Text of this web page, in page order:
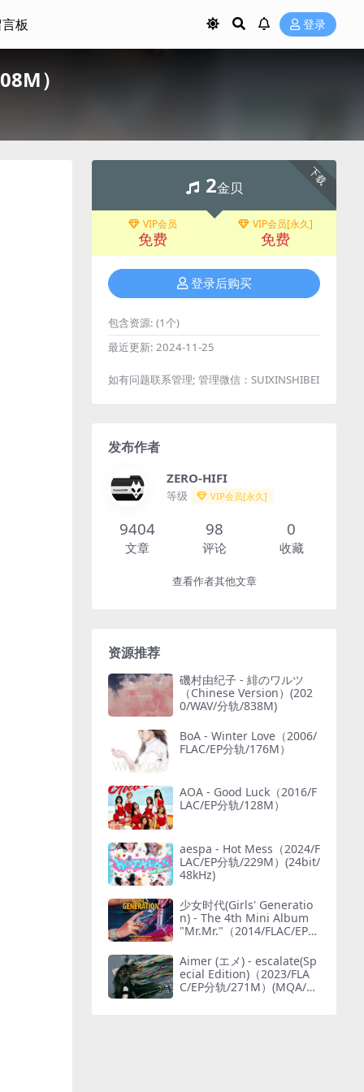
板 登录
）
下载
2金贝
VIP会员
免费
VIP会员[永久]
免费
登录后购买
包含资源: (1个)
最近更新: 2024-11-25
如有问题联系管理; 管理微信：SUIXINSHIBEI
发布作者
ZERO-HIFI
等级 VIP会员[永久]
9404
文章
98
评论
0
收藏
查看作者其他文章
资源推荐
磯村由纪子 - 緋のワルツ
（Chinese Version）(202
0/WAV/分轨/838M)
BoA - Winter Love（2006/
FLAC/EP分轨/176M）
AOA - Good Luck（2016/F
LAC/EP分轨/128M）
aespa - Hot Mess（2024/F
LAC/EP分轨/229M）(24bit/
48kHz)
少女时代(Girls' Generatio
n) - The 4th Mini Album
"Mr.Mr."（2014/FLAC/EP分
Aimer (エメ) - escalate(Sp
ecial Edition)（2023/FLA
C/EP分轨/271M）(MQA/24